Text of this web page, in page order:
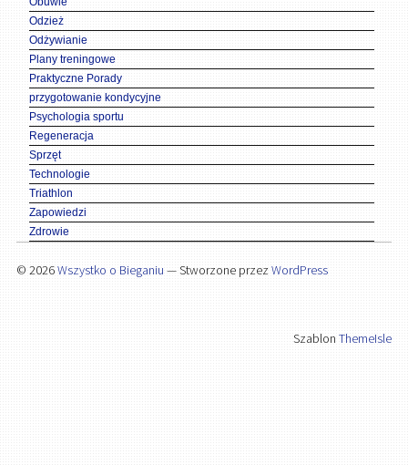
Odzież
Odżywianie
Plany treningowe
Praktyczne Porady
przygotowanie kondycyjne
Psychologia sportu
Regeneracja
Sprzęt
Technologie
Triathlon
Zapowiedzi
Zdrowie
© 2026Wszystko o Bieganiu — Stworzone przez WordPress
SzablonThemeIsle